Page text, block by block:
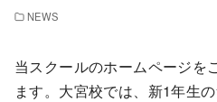
NEWS
当スクールのホームページを
ます。大宮校では、新1年生